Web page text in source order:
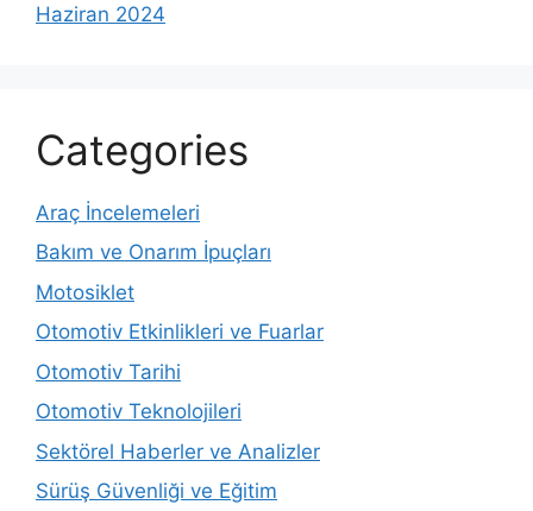
Haziran 2024
Categories
Araç İncelemeleri
Bakım ve Onarım İpuçları
Motosiklet
Otomotiv Etkinlikleri ve Fuarlar
Otomotiv Tarihi
Otomotiv Teknolojileri
Sektörel Haberler ve Analizler
Sürüş Güvenliği ve Eğitim